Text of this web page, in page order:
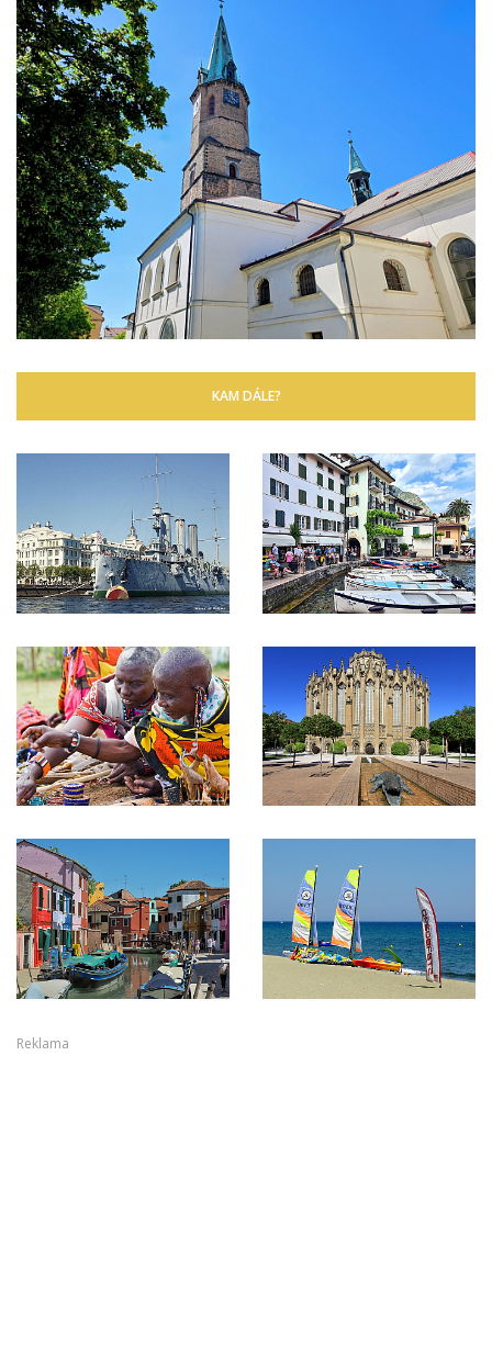
KAM DÁLE?
Reklama